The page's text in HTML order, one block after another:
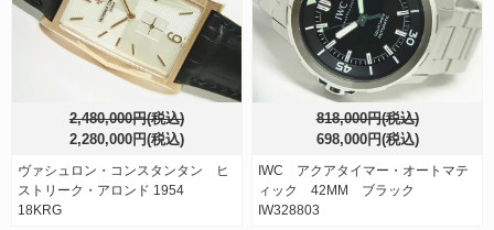
2,480,000円(税込)
2,280,000円(税込)
ヴァシュロン・コンスタンタン ヒ
ストリーク・アロンド 1954
18KRG
818,000円(税込)
698,000円(税込)
IWC アクアタイマー・オートマテ
ィック 42MM ブラック
IW328803